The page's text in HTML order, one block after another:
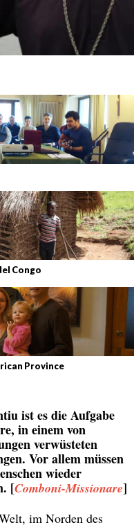
Congo
Province
ist es die Aufgabe
in einem von
verwüsteten
Vor allem müssen
wieder
[Comboni-Missionare]
im Norden des